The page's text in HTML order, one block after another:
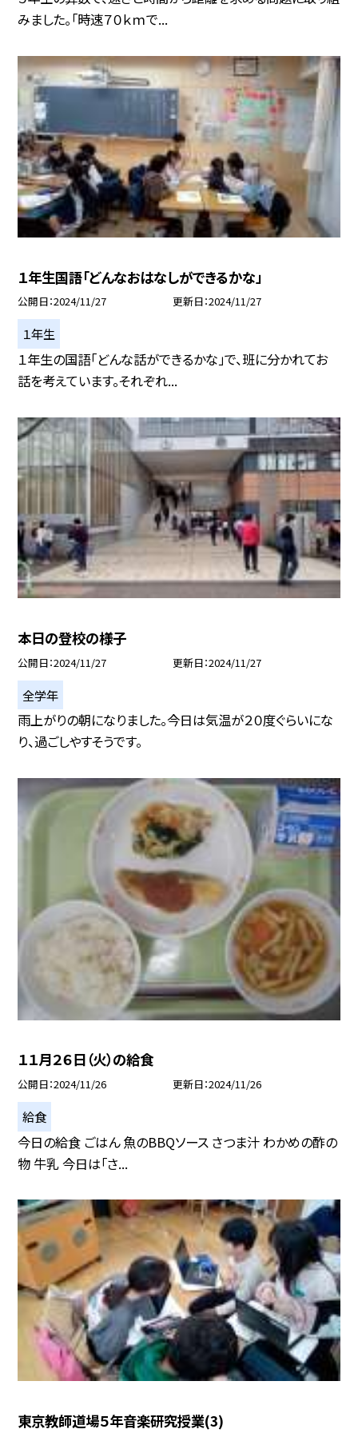
みました。「時速７０ｋｍで...
１年生国語「どんなおはなしができるかな」
公開日 2024/11/27 更新日 2024/11/27
１年生
１年生の国語「どんな話ができるかな」で、班に分かれてお
話を考えています。それぞれ...
本日の登校の様子
公開日 2024/11/27 更新日 2024/11/27
全学年
雨上がりの朝になりました。今日は気温が２０度ぐらいにな
り、過ごしやすそうです。
１１月２６日（火）の給食
公開日 2024/11/26 更新日 2024/11/26
給食
今日の給食 ごはん 魚のBBQソース さつま汁 わかめの酢の
物 牛乳 今日は「さ...
東京教師道場５年音楽研究授業(3)